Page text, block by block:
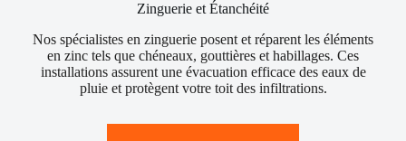
Zinguerie et Étanchéité
Nos spécialistes en zinguerie posent et réparent les éléments
en zinc tels que chéneaux, gouttières et habillages. Ces
installations assurent une évacuation efficace des eaux de
pluie et protègent votre toit des infiltrations.